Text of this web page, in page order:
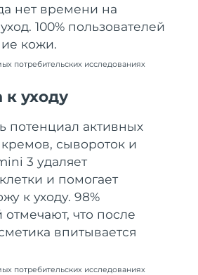
нет времени на
100% пользователей
кожи.
потребительских исследованиях
к уходу
потенциал активных
сывороток и
3 удаляет
и помогает
к уходу. 98%
отмечают, что после
впитывается
потребительских исследованиях
Ожидаемая дата доставки
8/9/26
Ожидаемая дата доставки
8/17/26
Ожидаемая дата доставки
Ожидаемая дата доставки
Ожидаемая дата доставки
Ожидаемая дата доставки